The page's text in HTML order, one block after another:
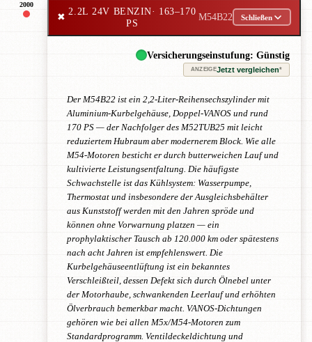
2000
✖
2.2L 24V BENZIN· 163–170
PS
M54B22 Schließen
Versicherungseinstufung: Günstig
ANZEIGEJetzt vergleichen*
Der M54B22 ist ein 2,2-Liter-Reihensechszylinder mit
Aluminium-Kurbelgehäuse, Doppel-VANOS und rund
170 PS — der Nachfolger des M52TUB25 mit leicht
reduziertem Hubraum aber modernerem Block. Wie alle
M54-Motoren besticht er durch butterweichen Lauf und
kultivierte Leistungsentfaltung. Die häufigste
Schwachstelle ist das Kühlsystem: Wasserpumpe,
Thermostat und insbesondere der Ausgleichsbehälter
aus Kunststoff werden mit den Jahren spröde und
können ohne Vorwarnung platzen — ein
prophylaktischer Tausch ab 120.000 km oder spätestens
nach acht Jahren ist empfehlenswert. Die
Kurbelgehäuseentlüftung ist ein bekanntes
Verschleißteil, dessen Defekt sich durch Ölnebel unter
der Motorhaube, schwankenden Leerlauf und erhöhten
Ölverbrauch bemerkbar macht. VANOS-Dichtungen
gehören wie bei allen M5x/M54-Motoren zum
Standardprogramm. Ventildeckeldichtung und